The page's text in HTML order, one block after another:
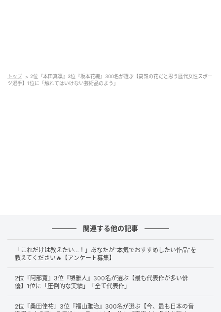
可愛らしい美人」「住む世界が違う
う声もあり、その存在感は特別なものとして映ってい
ることがわかります。
アイドルのような可愛さと華やかさがあるから（31歳／女性）
トップ
2位『本田真凜』3位『坂本花織』300名が選ぶ【高嶺の花だと思う歴代女性スポー
ツ選手】1位に「触れてはいけない芸術品のよう」
関連する他の記事
「これだけは教えたい…！」あなたが“本気でおすすめしたい作品”を
教えてください🔥【アンケート募集】
2位『阿部寛』3位『堺雅人』300名が選ぶ【最も代表作が多い俳
優】1位に「圧倒的な実績」「全て代表作」
2位『桑田佳祐』3位『福山雅治』300名が選ぶ【今、最も日本の音